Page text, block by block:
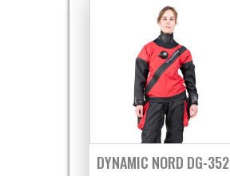
DYNAMIC NORD DG-352